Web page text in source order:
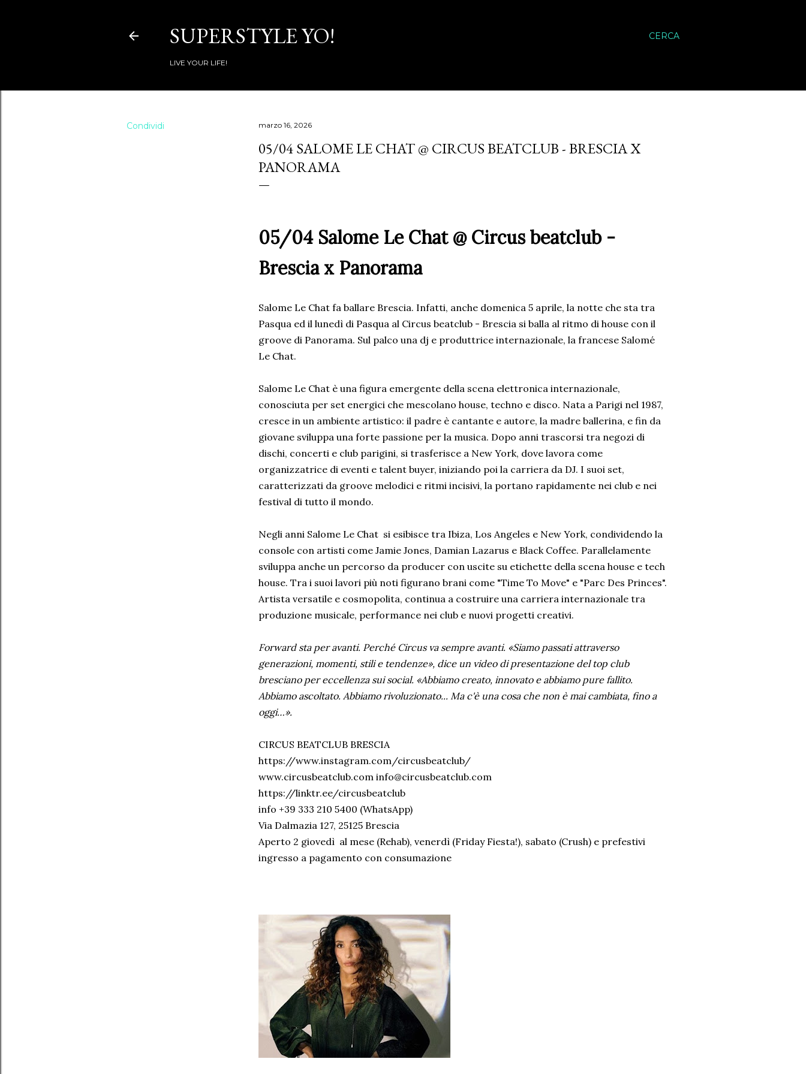
CERCA
SUPERSTYLE YO!
LIVE YOUR LIFE!
Condividi marzo 16, 2026
05/04 SALOME LE CHAT @ CIRCUS BEATCLUB - BRESCIA X
PANORAMA
05/04 Salome Le Chat @ Circus beatclub -
Brescia x Panorama
Salome Le Chat fa ballare Brescia. Infatti, anche domenica 5 aprile, la notte che sta tra
Pasqua ed il lunedì di Pasqua al Circus beatclub - Brescia si balla al ritmo di house con il
groove di Panorama. Sul palco una dj e produttrice internazionale, la francese Salomé
Le Chat.
Salome Le Chat è una figura emergente della scena elettronica internazionale,
conosciuta per set energici che mescolano house, techno e disco. Nata a Parigi nel 1987,
cresce in un ambiente artistico: il padre è cantante e autore, la madre ballerina, e fin da
giovane sviluppa una forte passione per la musica. Dopo anni trascorsi tra negozi di
dischi, concerti e club parigini, si trasferisce a New York, dove lavora come
organizzatrice di eventi e talent buyer, iniziando poi la carriera da DJ. I suoi set,
caratterizzati da groove melodici e ritmi incisivi, la portano rapidamente nei club e nei
festival di tutto il mondo.
Negli anni Salome Le Chat si esibisce tra Ibiza, Los Angeles e New York, condividendo la
console con artisti come Jamie Jones, Damian Lazarus e Black Coffee. Parallelamente
sviluppa anche un percorso da producer con uscite su etichette della scena house e tech
house. Tra i suoi lavori più noti figurano brani come "Time To Move" e "Parc Des Princes".
Artista versatile e cosmopolita, continua a costruire una carriera internazionale tra
produzione musicale, performance nei club e nuovi progetti creativi.
Forward sta per avanti. Perché Circus va sempre avanti. «Siamo passati attraverso
generazioni, momenti, stili e tendenze», dice un video di presentazione del top club
bresciano per eccellenza sui social. «Abbiamo creato, innovato e abbiamo pure fallito.
Abbiamo ascoltato. Abbiamo rivoluzionato... Ma c'è una cosa che non è mai cambiata, fino a
oggi…».
CIRCUS BEATCLUB BRESCIA
https://www.instagram.com/circusbeatclub/
www.circusbeatclub.com info@circusbeatclub.com
https://linktr.ee/circusbeatclub
info +39 333 210 5400 (WhatsApp)
Via Dalmazia 127, 25125 Brescia
Aperto 2 giovedì al mese (Rehab), venerdì (Friday Fiesta!), sabato (Crush) e prefestivi
ingresso a pagamento con consumazione